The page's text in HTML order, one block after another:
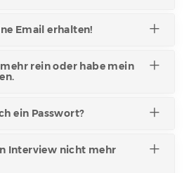
Email erhalten!
rein oder habe mein
ein Passwort?
Interview nicht mehr